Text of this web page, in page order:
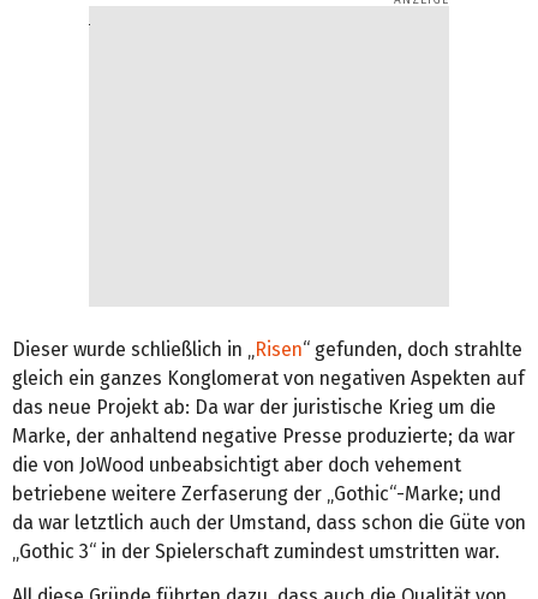
Dieser wurde schließlich in „ Risen“ gefunden, doch strahlte
gleich ein ganzes Konglomerat von negativen Aspekten auf
das neue Projekt ab: Da war der juristische Krieg um die
Marke, der anhaltend negative Presse produzierte; da war
die von JoWood unbeabsichtigt aber doch vehement
betriebene weitere Zerfaserung der „Gothic“-Marke; und
da war letztlich auch der Umstand, dass schon die Güte von
„Gothic 3“ in der Spielerschaft zumindest umstritten war.